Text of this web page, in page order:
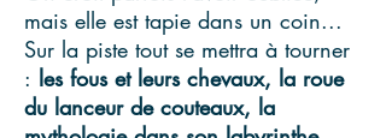
mais elle est tapie dans un coin...
Sur la piste tout se mettra à tourner
: les fous et leurs chevaux, la roue
du lanceur de couteaux, la